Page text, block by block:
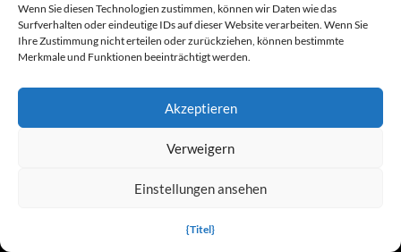
Wenn Sie diesen Technologien zustimmen, können wir Daten wie das
Surfverhalten oder eindeutige IDs auf dieser Website verarbeiten. Wenn Sie
Ihre Zustimmung nicht erteilen oder zurückziehen, können bestimmte
Merkmale und Funktionen beeinträchtigt werden.
Akzeptieren
Verweigern
Einstellungen ansehen
{Titel}